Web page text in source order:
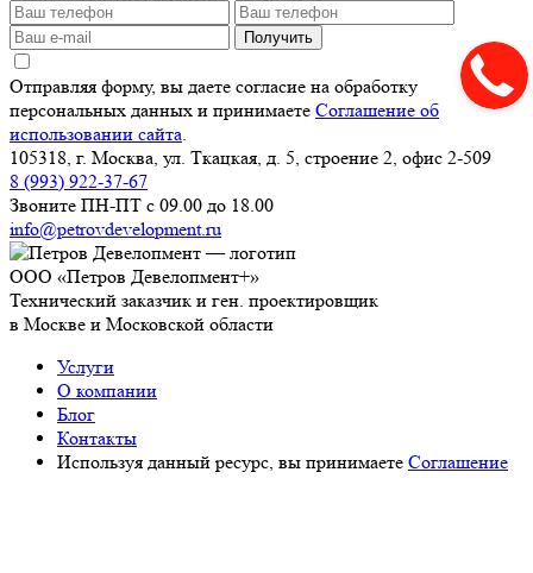
Получить
Отправляя форму, вы даете согласие на обработку
персональных данных и принимаете Соглашение об
использовании сайта
105318, г. Москва, ул. Ткацкая, д. 5, строение 2, офис 2-509
8 (993) 922-37-67
Звоните ПН-ПТ с 09.00 до 18.00
info@petrovdevelopment.ru
ООО «Петров Девелопмент+»
Технический заказчик и ген. проектировщик
в Москве и Московской области
Услуги
О компании
Блог
Контакты
Используя данный ресурс, вы принимаете Соглашение